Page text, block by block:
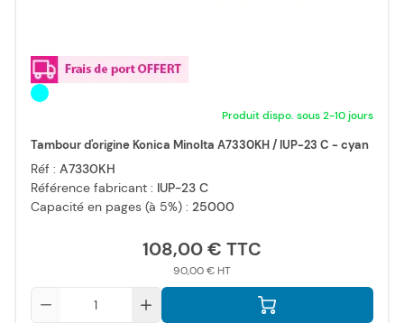
Produit dispo. sous 2-10 jours
Tambour d'origine Konica Minolta A7330KH / IUP-23 C - cyan
Réf : A7330KH
Référence fabricant : IUP-23 C
Capacité en pages (à 5%) : 25000
108,00 €
90,00 €